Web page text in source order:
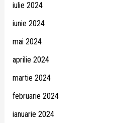
iulie 2024
iunie 2024
mai 2024
aprilie 2024
martie 2024
februarie 2024
ianuarie 2024